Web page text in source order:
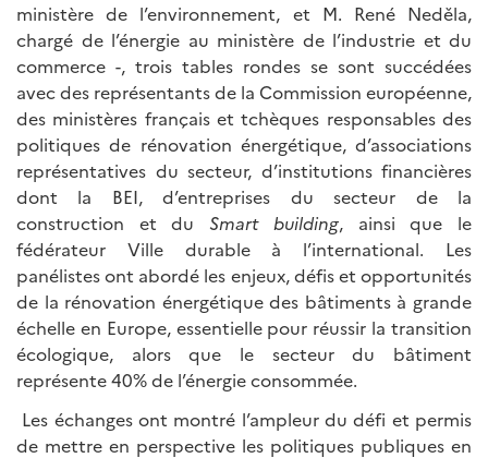
ministère de l’environnement, et M. René Neděla,
chargé de l’énergie au ministère de l’industrie et du
commerce -, trois tables rondes se sont succédées
avec des représentants de la Commission européenne,
des ministères français et tchèques responsables des
politiques de rénovation énergétique, d’associations
représentatives du secteur, d’institutions financières
dont la BEI, d’entreprises du secteur de la
construction et du Smart building, ainsi que le
fédérateur Ville durable à l’international. Les
panélistes ont abordé les enjeux, défis et opportunités
de la rénovation énergétique des bâtiments à grande
échelle en Europe, essentielle pour réussir la transition
écologique, alors que le secteur du bâtiment
représente 40% de l’énergie consommée.
Les échanges ont montré l’ampleur du défi et permis
de mettre en perspective les politiques publiques en